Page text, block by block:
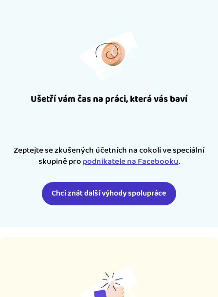
Ušetří vám čas na práci, která vás baví
Zeptejte se zkušených účetních na cokoli ve speciální
skupině propodnikatele na Facebooku.
Chci znát další výhody spolupráce